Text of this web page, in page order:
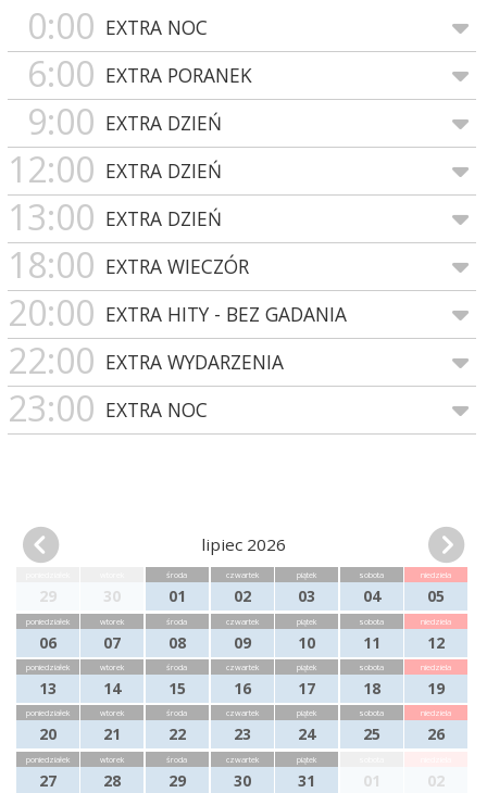
0:00 EXTRA NOC
6:00 EXTRA PORANEK
9:00 EXTRA DZIEŃ
12:00 EXTRA DZIEŃ
13:00 EXTRA DZIEŃ
18:00 EXTRA WIECZÓR
20:00 EXTRA HITY - BEZ GADANIA
22:00 EXTRA WYDARZENIA
23:00 EXTRA NOC
lipiec 2026
29 30
środa
01
czwartek
02
piątek
03
sobota
04
niedziela
05
poniedziałek
06
wtorek
07
środa
08
czwartek
09
piątek
10
sobota
11
niedziela
12
poniedziałek
13
wtorek
14
środa
15
czwartek
16
piątek
17
sobota
18
niedziela
19
poniedziałek
20
wtorek
21
środa
22
czwartek
23
piątek
24
sobota
25
niedziela
26
poniedziałek
27
wtorek
28
środa
29
czwartek
30
piątek
31 01 02